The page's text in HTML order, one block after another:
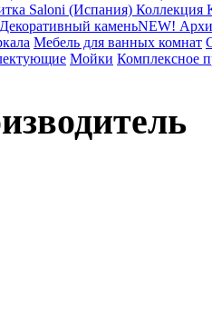
Saloni (Испания) Коллекция
Декоративный каменьNEW!
Мебель для ванных комнат
Мойки Комплексное